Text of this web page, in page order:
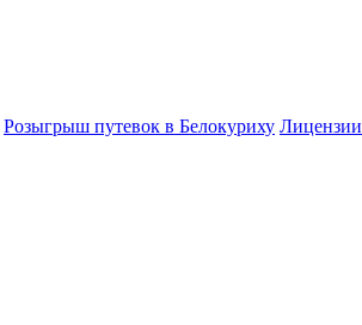
Розыгрыш путевок в Белокуриху